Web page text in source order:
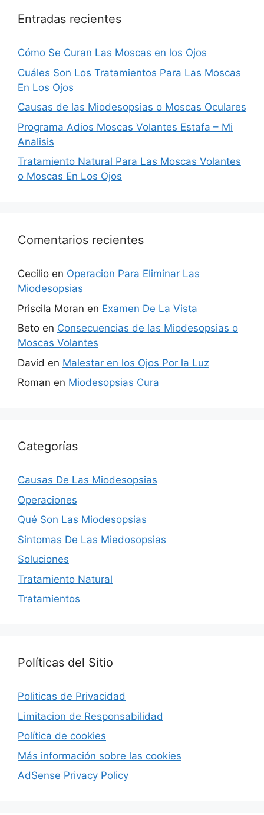
Entradas recientes
Cómo Se Curan Las Moscas en los Ojos
Cuáles Son Los Tratamientos Para Las Moscas
En Los Ojos
Causas de las Miodesopsias o Moscas Oculares
Programa Adios Moscas Volantes Estafa – Mi
Analisis
Tratamiento Natural Para Las Moscas Volantes
o Moscas En Los Ojos
Comentarios recientes
Cecilio en Operacion Para Eliminar Las
Miodesopsias
Priscila Moran en Examen De La Vista
Beto en Consecuencias de las Miodesopsias o
Moscas Volantes
David en Malestar en los Ojos Por la Luz
Roman en Miodesopsias Cura
Categorías
Causas De Las Miodesopsias
Operaciones
Qué Son Las Miodesopsias
Sintomas De Las Miedosopsias
Soluciones
Tratamiento Natural
Tratamientos
Políticas del Sitio
Politicas de Privacidad
Limitacion de Responsabilidad
Política de cookies
Más información sobre las cookies
AdSense Privacy Policy